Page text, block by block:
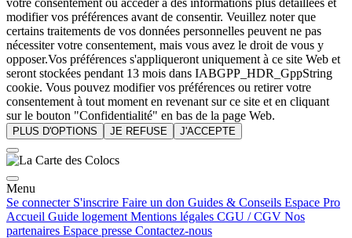
votre consentement ou accéder à des informations plus détaillées et
modifier vos préférences avant de consentir. Veuillez noter que
certains traitements de vos données personnelles peuvent ne pas
nécessiter votre consentement, mais vous avez le droit de vous y
opposer.Vos préférences s'appliqueront uniquement à ce site Web et
seront stockées pendant 13 mois dans IABGPP_HDR_GppString
cookie. Vous pouvez modifier vos préférences ou retirer votre
consentement à tout moment en revenant sur ce site et en cliquant
sur le bouton "Confidentialité" en bas de la page Web.
PLUS D'OPTIONS JE REFUSE J'ACCEPTE
Menu
Se connecter S'inscrire Faire un don Guides & Conseils Espace Pro
Accueil Guide logement Mentions légales CGU / CGV Nos
partenaires Espace presse Contactez-nous